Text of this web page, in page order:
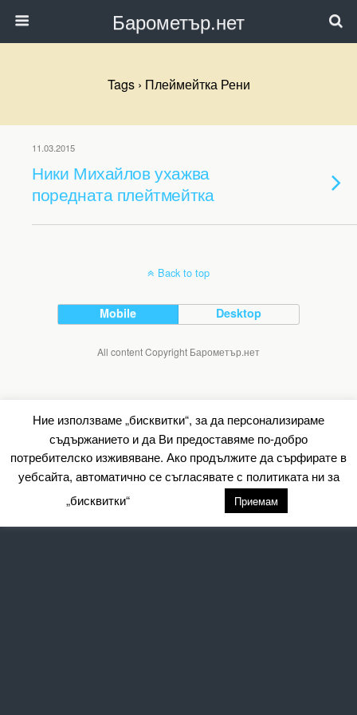
Барометър.нет
Tags › Плеймейтка Рени
11.03.2015
Ники Михайлов ухажва
поредната плейтмейтка
Back to top
Mobile Desktop
All content Copyright Барометър.нет
Ние използваме „бисквитки“, за да персонализираме
съдържанието и да Ви предоставяме по-добро
потребителско изживяване. Ако продължите да сърфирате в
уебсайта, автоматично се съгласявате с политиката ни за
„бисквитки“
Приемам